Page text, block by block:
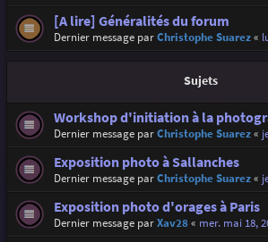
[A lire] Généralités du forum
Dernier message parChristophe Suarez«
Sujets
Workshop d'initiation à la
Dernier message parChristophe Suarez«
Exposition photo à Sallanches
Dernier message parChristophe Suarez«
Exposition photo d'orages à Paris
Dernier message parXav28« mer. mai 18,